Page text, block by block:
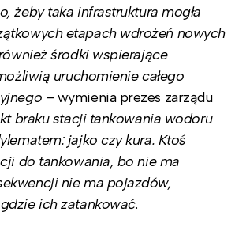
żeby taka infrastruktura mogła
etapach wdrożeń nowych
środki wspierające
uruchomienie całego
– wymienia prezes zarządu
braku stacji tankowania wodoru
jajko czy kura. Ktoś
do tankowania, bo nie ma
nie ma pojazdów,
ich zatankować.